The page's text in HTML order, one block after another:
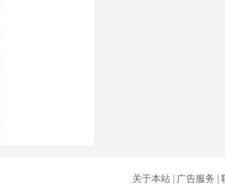
关于本站| 广告服务